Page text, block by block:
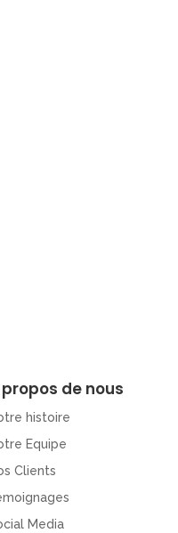
propos de nous
histoire
Equipe
Clients
Media